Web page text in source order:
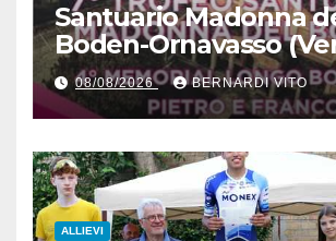
Santuario Madonna
Boden-Ornavasso
– Ciclismo Femminile
8 Agosto il 7° Trofeo
Santuario Madonna
Boden per le
Allieve e Juniors
08/08/2026 BERNARDI VITO
ALLIEVI